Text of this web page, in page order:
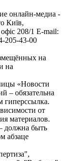
онлайн-медиа -
Київ,
208/1 E-mail:
205-43-00
на
на
«Новости
– обязательна
гиперссылка.
от
материалов.
должна быть
абзаце